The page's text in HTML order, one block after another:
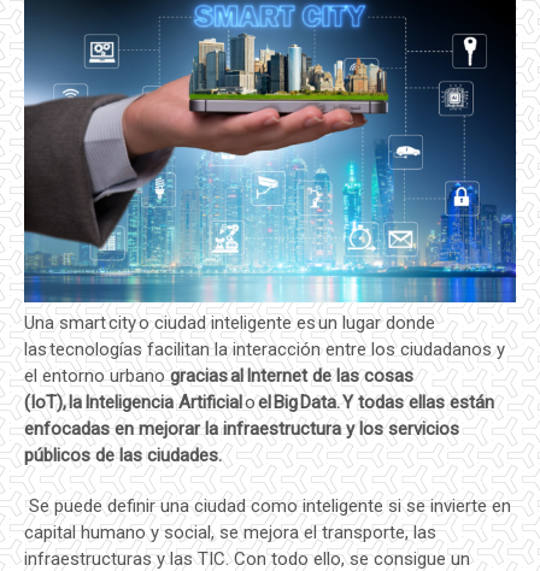
Una smart city o ciudad inteligente es un lugar donde
las tecnologías facilitan la interacción entre los ciudadanos y
el entorno urbanogracias al Internet de las cosas
(IoT), la Inteligencia Artificialoel Big Data. Y todas ellas están
enfocadas en mejorar la infraestructura y los servicios
públicos de las ciudades.
Se puede definir una ciudad como inteligente si se invierte en
capital humano y social, se mejora el transporte, las
infraestructuras y las TIC. Con todo ello, se consigue un